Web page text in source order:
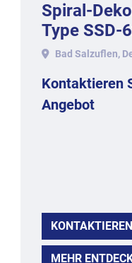
Spiral-
Type SSD-
Bad Salzuflen,
Kontaktieren
Angebot
KONTAKTIEREN
MEHR